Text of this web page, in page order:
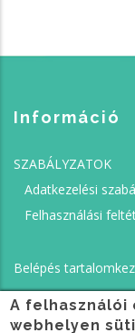
Információ
SZABÁLYZATOK
Adatkezelési
Felhasználási
Belépés
A felhasználói
webhelyen